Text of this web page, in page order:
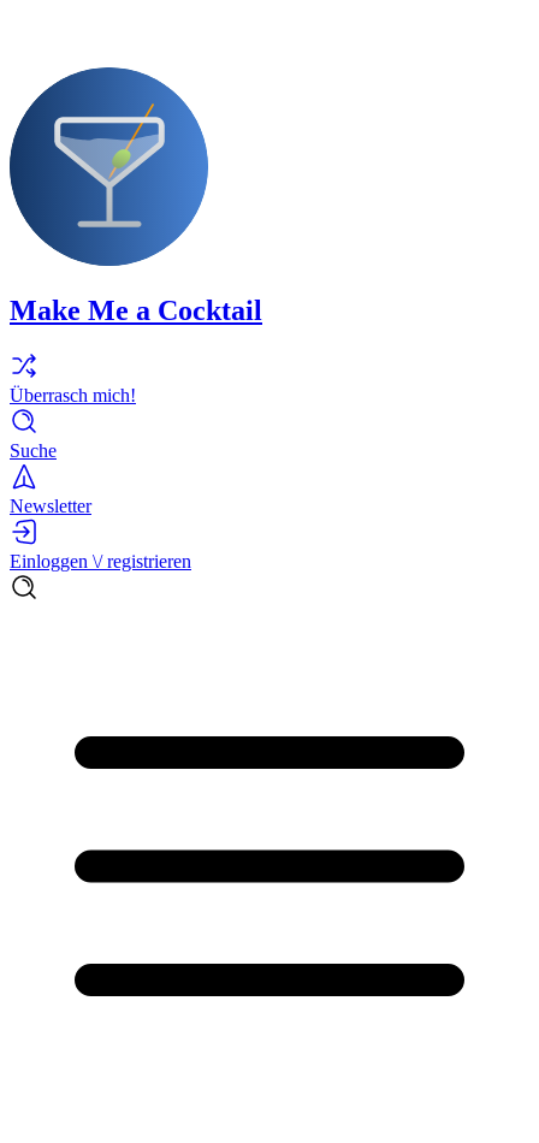
Make Me a Cocktail
Überrasch mich!
Suche
Newsletter
Einloggen \/ registrieren